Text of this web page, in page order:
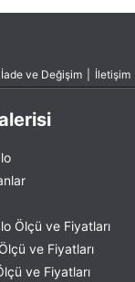
İade ve Değişim İletişim
Ölçü ve Fiyatları
ve Fiyatları
ve Fiyatları